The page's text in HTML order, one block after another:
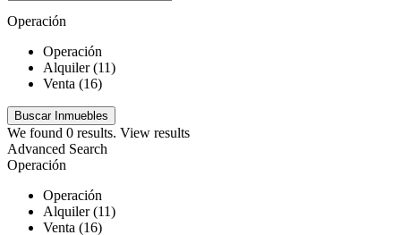
Operación
Operación
Alquiler (11)
Venta (16)
We found 0 results. View results
Advanced Search
Operación
Operación
Alquiler (11)
Venta (16)